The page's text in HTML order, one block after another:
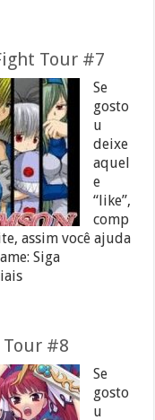
Tour #7
Se
gosto
u
deixe
aquel
e
“like”,
comp
assim você ajuda
Siga
#8
Se
gosto
u